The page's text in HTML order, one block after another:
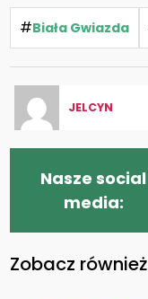
#Biała Gwiazda
JELCYN
Nasze social
media:
Zobacz również